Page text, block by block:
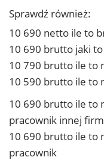
Sprawdź również:
10 690 netto ile to
10 690 brutto jaki
10 790 brutto ile to
10 590 brutto ile to
10 690 brutto ile to
pracownik innej
10 690 brutto ile to
pracownik